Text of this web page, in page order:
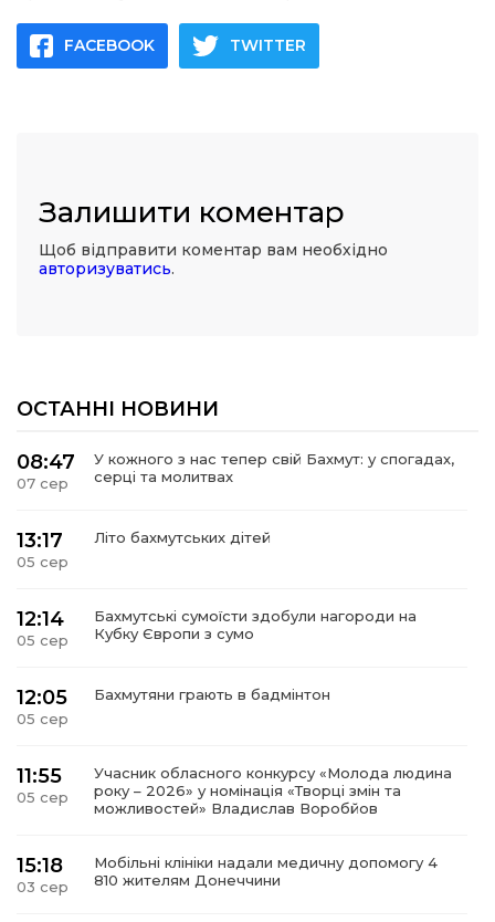
FACEBOOK TWITTER
Залишити коментар
Щоб відправити коментар вам необхідно
авторизуватись.
ОСТАННІ НОВИНИ
08:47
07 сер
У кожного з нас тепер свій Бахмут: у спогадах,
серці та молитвах
13:17
05 сер
Літо бахмутських дітей
12:14
05 сер
Бахмутські сумоїсти здобули нагороди на
Кубку Європи з сумо
12:05
05 сер
Бахмутяни грають в бадмінтон
11:55
05 сер
Учасник обласного конкурсу «Молода людина
року – 2026» у номінація «Творці змін та
можливостей» Владислав Воробйов
15:18
03 сер
Мобільні клініки надали медичну допомогу 4
810 жителям Донеччини